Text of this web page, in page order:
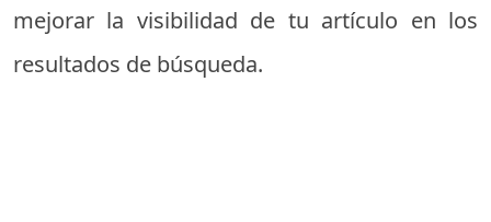
mejorar la visibilidad de tu artículo en los
resultados de búsqueda.